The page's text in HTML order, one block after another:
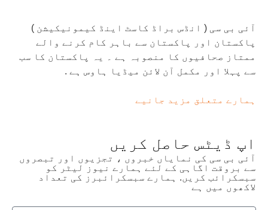
آئی بی سی ( انڈس براڈ کاسٹ اینڈ کیمونیکیشن )
پاکستان اور پاکستان سے باہر کام کرنے والے
ممتاز صحافیوں کا منصوبہ ہے ۔ یہ پاکستان کا سب
سے پہلا اور مکمل آن لائن میڈیا ہاوس ہے .
ہمارے متعلق مزید جانیے
اپ ڈیٹس حاصل کریں
آئی بی سی کی نمایاں خبروں ، تجزیوں اور تبصروں
سے بروقت اگاہی کے لئے ہمارے نیوز لیٹر کو
سبسکرائب کریں. ہمارے سبسکرائبرز کی تعداد
لاکھوں میں ہے